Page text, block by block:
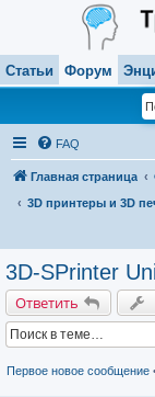
Статьи Форум
FAQ
Главная страница
3D принтеры и 3D
3D-SPrinter
Ответить
Первое новое сообщение